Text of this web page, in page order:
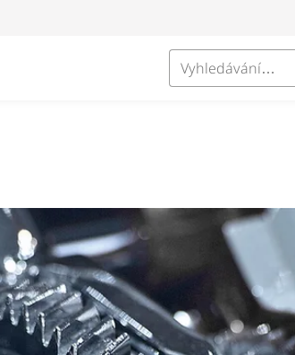
Vyhledávání…